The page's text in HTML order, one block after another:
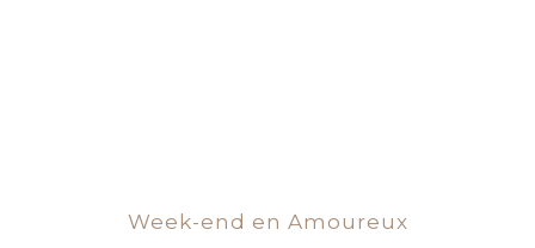
Week-end en Amoureux